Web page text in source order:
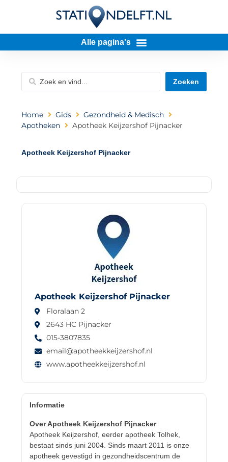
Zoeken
Home Gids
Gezondheid & Medisch
Apotheken
Apotheek Keijzershof Pijnacker
Apotheek Keijzershof Pijnacker
Apotheek Keijzershof Pijnacker
Floralaan 2
2643 HC Pijnacker
015-3807835
email@apotheekkeijzershof.nl
www.apotheekkeijzershof.nl
Informatie
Over Apotheek Keijzershof Pijnacker
Apotheek Keijzershof, eerder apotheek Tolhek,
bestaat sinds juni 2004. Sinds maart 2011 is onze
apotheek gevestigd in gezondheidscentrum de